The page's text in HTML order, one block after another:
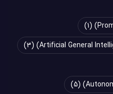
(1)
(3)
(5)